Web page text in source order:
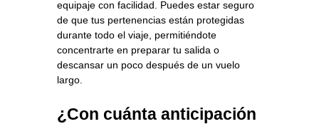
equipaje con facilidad. Puedes estar seguro
de que tus pertenencias están protegidas
durante todo el viaje, permitiéndote
concentrarte en preparar tu salida o
descansar un poco después de un vuelo
largo.
¿Con cuánta anticipación